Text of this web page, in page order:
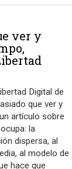
ver y
Digital de
que ver y
artículo sobre
la
dispersa, al
al modelo de
hace que